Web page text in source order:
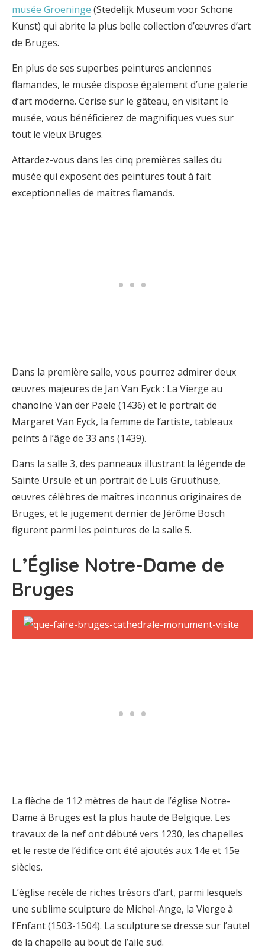
musée Groeninge (Stedelijk Museum voor Schone
Kunst) qui abrite la plus belle collection d’œuvres d’art
de Bruges.
En plus de ses superbes peintures anciennes
flamandes, le musée dispose également d’une galerie
d’art moderne. Cerise sur le gâteau, en visitant le
musée, vous bénéficierez de magnifiques vues sur
tout le vieux Bruges.
Attardez-vous dans les cinq premières salles du
musée qui exposent des peintures tout à fait
exceptionnelles de maîtres flamands.
Dans la première salle, vous pourrez admirer deux
œuvres majeures de Jan Van Eyck : La Vierge au
chanoine Van der Paele (1436) et le portrait de
Margaret Van Eyck, la femme de l’artiste, tableaux
peints à l’âge de 33 ans (1439).
Dans la salle 3, des panneaux illustrant la légende de
Sainte Ursule et un portrait de Luis Gruuthuse,
œuvres célèbres de maîtres inconnus originaires de
Bruges, et le jugement dernier de Jérôme Bosch
figurent parmi les peintures de la salle 5.
L’Église Notre-Dame de
Bruges
La flèche de 112 mètres de haut de l’église Notre-
Dame à Bruges est la plus haute de Belgique. Les
travaux de la nef ont débuté vers 1230, les chapelles
et le reste de l’édifice ont été ajoutés aux 14e et 15e
siècles.
L’église recèle de riches trésors d’art, parmi lesquels
une sublime sculpture de Michel-Ange, la Vierge à
l’Enfant (1503-1504). La sculpture se dresse sur l’autel
de la chapelle au bout de l’aile sud.